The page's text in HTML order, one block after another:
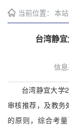
当前位置： 本
台湾静
信息
台湾静宜大学
审核推荐，及教务
的原则，综合考